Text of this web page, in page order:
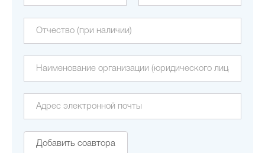
Добавить соавтора